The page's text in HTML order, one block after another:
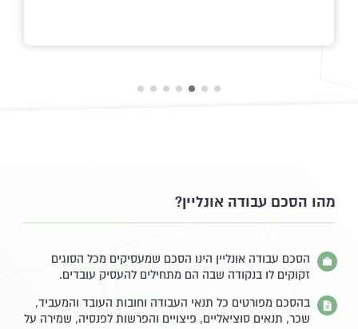
מהו הסכם עבודה אונליין?
הסכם עבודה אונליין הינו הסכם שמעסיקים מכל הסוגים
זקוקים לו בנקודה שבה הם מתחילים להעסיק עובדים.
בהסכם מפורטים כל תנאי העבודה וחובות העובד והמעביד,
שכר, תנאים סוציאליים, פיצויים והפרשות לפנסיה, שמירה על